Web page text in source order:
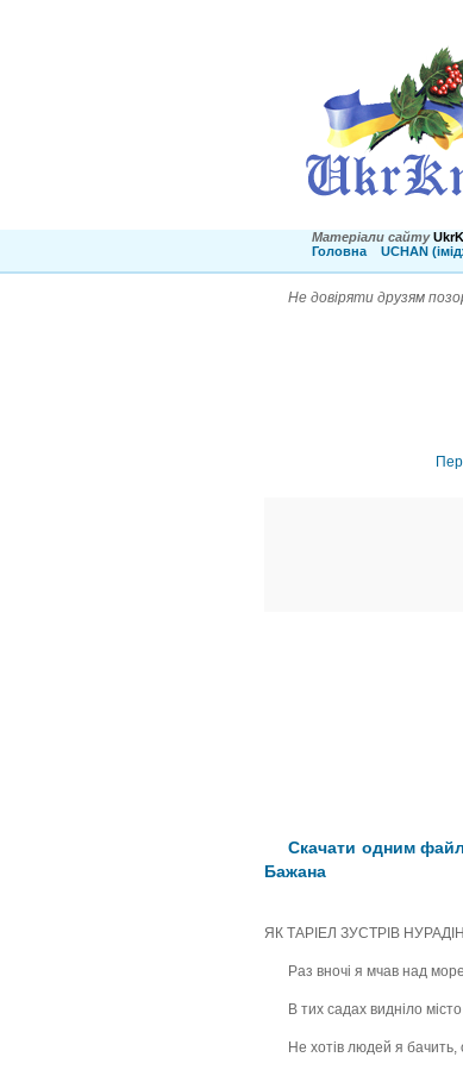
Матеріали сайту
Головна
UCHAN
Не довіряти друзям
Скачати одним
Бажана
ЯК ТАРІЕЛ ЗУСТРІВ
Раз вночі я мчав над
В тих садах видніло
Не хотів людей я